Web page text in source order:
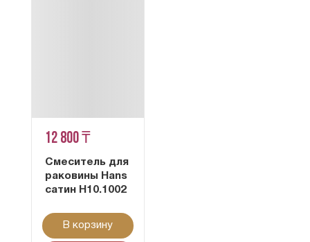
12 800 ₸
Смеситель для
раковины Hans
сатин H10.1002
В корзину